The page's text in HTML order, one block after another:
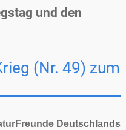
und den
(Nr. 49) zum
Deutschlands